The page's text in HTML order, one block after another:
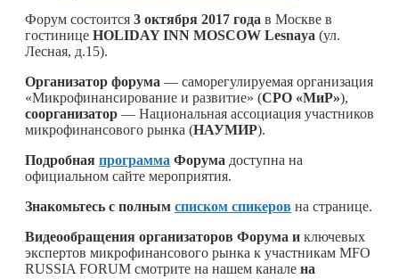
Форум состоится 3 октября 2017 года в Москве в
гостинице HOLIDAY INN MOSCOW Lesnaya (ул.
Лесная, д.15).
Организатор форума — саморегулируемая организация
«Микрофинансирование и развитие» (СРО «МиР»),
соорганизатор — Национальная ассоциация участников
микрофинансового рынка (НАУМИР).
Подробная программа Форума доступна на
официальном сайте мероприятия.
Знакомьтесь с полным списком спикеров на странице.
Видеообращения организаторов Форума и ключевых
экспертов микрофинансового рынка к участникам MFO
RUSSIA FORUM смотрите на нашем канале на